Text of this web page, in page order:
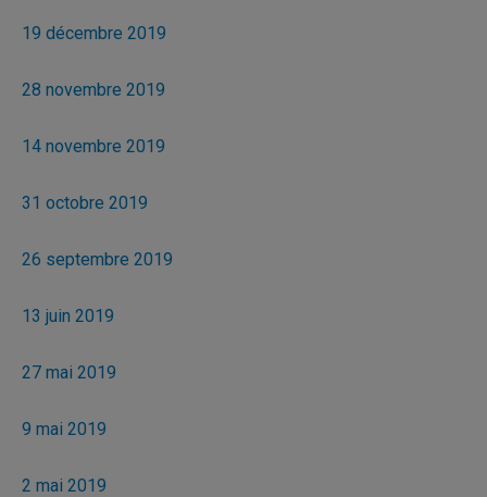
19 décembre 2019
28 novembre 2019
14 novembre 2019
31 octobre 2019
26 septembre 2019
13 juin 2019
27 mai 2019
9 mai 2019
2 mai 2019